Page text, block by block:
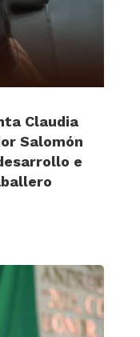
Claudia
Salomón
e